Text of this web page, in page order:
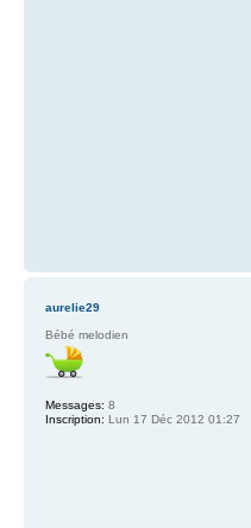
aurelie29
Bébé melodien
Messages: 8
Inscription: Lun 17 Déc 2012 01:27